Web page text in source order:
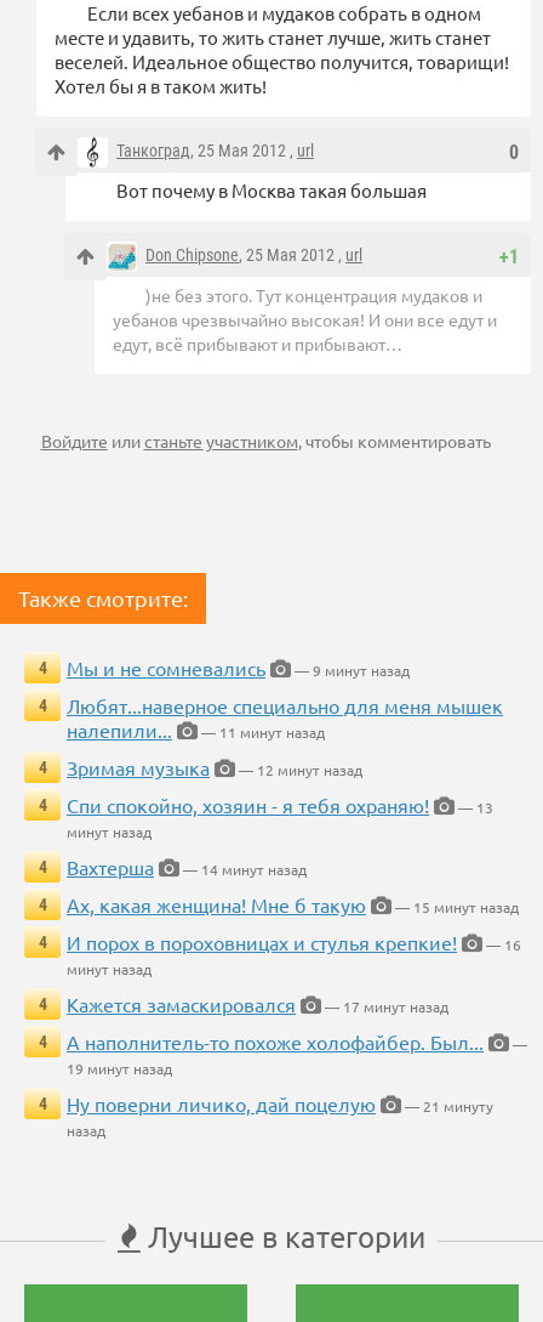
Если всех уебанов и мудаков собрать в одном
месте и удавить, то жить станет лучше, жить станет
веселей. Идеальное общество получится, товарищи!
Хотел бы я в таком жить!
0
Танкоград, 25 Мая 2012 , url
Вот почему в Москва такая большая
+1
Don Chipsone, 25 Мая 2012 , url
)не без этого. Тут концентрация мудаков и
уебанов чрезвычайно высокая! И они все едут и
едут, всё прибывают и прибывают…
Войдите илистаньте участником, чтобы комментировать
Также смотрите:
4 Мы и не сомневались
— 9 минут назад
4
Любят...наверное специально для меня мышек
налепили...
— 11 минут назад
4
Зримая музыка
— 12 минут назад
4
Спи спокойно, хозяин - я тебя охраняю!
— 13
минут назад
4
Вахтерша
— 14 минут назад
4
Ах, какая женщина! Мне б такую
— 15 минут назад
4
И порох в пороховницах и стулья крепкие!
— 16
минут назад
4
Кажется замаскировался
— 17 минут назад
4
А наполнитель-то похоже холофайбер. Был...
—
19 минут назад
4
Ну поверни личико, дай поцелую
— 21 минуту
назад
Лучшее в категории